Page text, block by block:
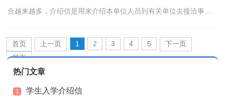
合越来越多，介绍信是用来介绍本单位人员到有关单位去接洽事
首页 上一页 1 2 3 4 5
下一页
尾页
热门文章
1 学生入学介绍信